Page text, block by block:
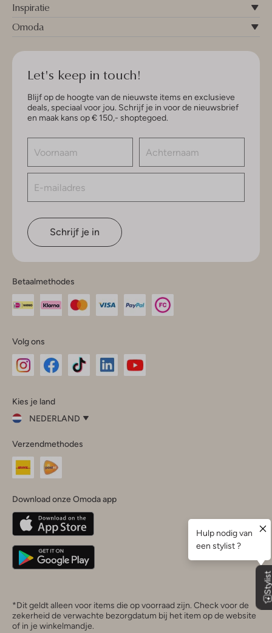
Inspiratie
Omoda
Let's keep in touch!
Blijf op de hoogte van de nieuwste items en exclusieve
deals, speciaal voor jou. Schrijf je in voor de nieuwsbrief
en maak kans op € 150,- shoptegoed.
Schrijf je in
Betaalmethodes
Volg ons
InstagramFacebook
Kies je land
NEDERLAND
je
land
Nederland
Belgique(Français)
Deutschland
Verzendmethodes
Download onze Omoda app
*Dit geldt alleen voor items die op voorraad zijn. Check voor de
zekerheid de verwachte bezorgdatum bij het item op de website
of in je winkelmandje.